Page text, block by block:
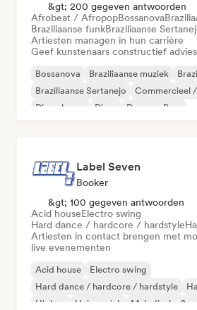
&gt; 200 gegeven antwoorden
Afrobeat / AfropopBossanova
Braziliaanse funkBraziliaanse
Artiesten managen in hun carrière
Geef kunstenaars constructief advies
Bossanova Braziliaanse muziek
Braziliaanse Sertanejo
Commercieel
Diepe house
Disco Drum en Bass
Label Seven
Booker
&gt; 100 gegeven antwoorden
Acid houseElectro swing
Hard dance / hardcore / hardstyle
Artiesten in contact brengen met
live evenementen
Acid house
Electro swing
Hard dance / hardcore / hardstyle
Hiphop
Huismuziek
Melodische &